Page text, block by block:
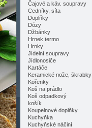
Čajové a káv. soupravy
Cedníky, síta
Doplňky
Dózy
Džbánky
Hrnek termo
Hrnky
Jídelní soupravy
Jídlonosiče
Kartáče
Keramické nože, škrabky
Kořenky
Koš na prádlo
Koš odpadkový
košík
Koupelnové doplňky
Kuchyňka
Kuchyňské náčiní